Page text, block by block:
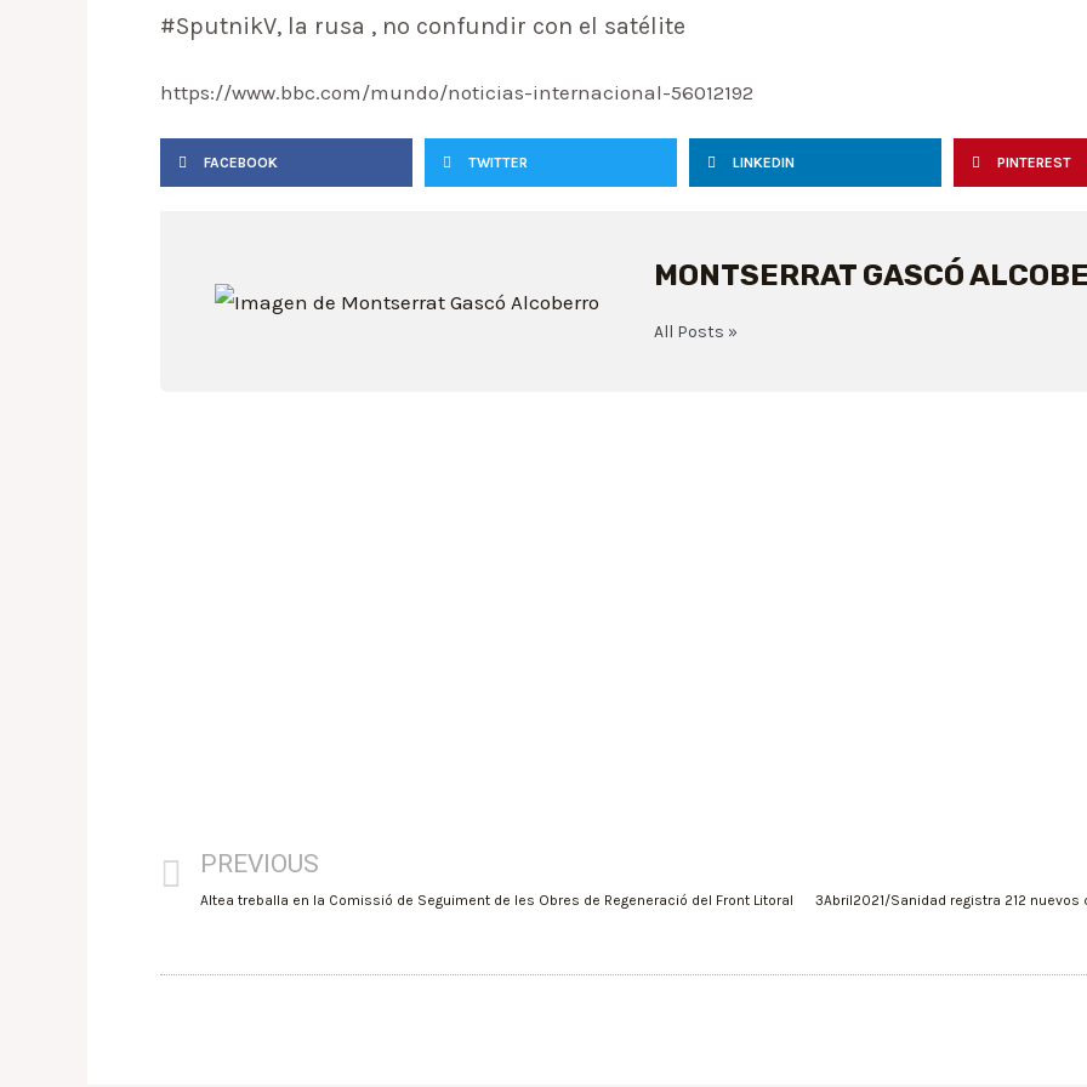
#SputnikV, la rusa , no confundir con el satélite
https://www.bbc.com/mundo/noticias-internacional-56012192
FACEBOOK TWITTER LINKEDIN PINTEREST
MONTSERRAT GASCÓ
All Posts »
PREVIOUS
Altea treballa en la Comissió de Seguiment de les Obres de Regeneració del Front Litoral